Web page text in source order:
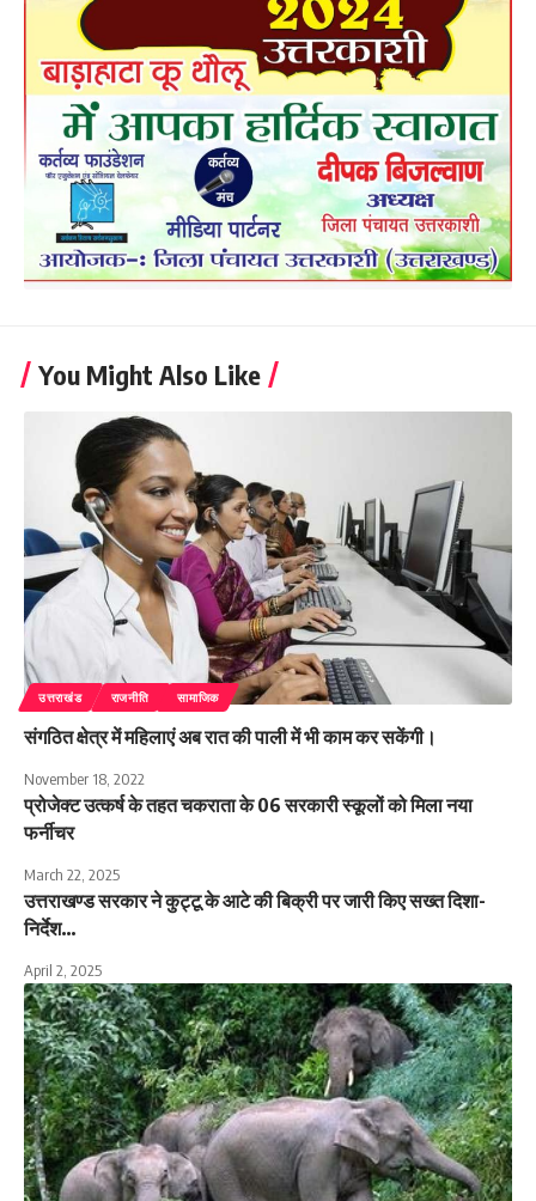
You Might Also Like
उत्तराखंड राजनीति सामाजिक
संगठित क्षेत्र में महिलाएं अब रात की पाली में भी काम कर सकेंगी।
November 18, 2022
प्रोजेक्ट उत्कर्ष के तहत चकराता के 06 सरकारी स्कूलों को मिला नया
फर्नीचर
March 22, 2025
उत्तराखण्ड सरकार ने कुट्टू के आटे की बिक्री पर जारी किए सख्त दिशा-
निर्देश…
April 2, 2025